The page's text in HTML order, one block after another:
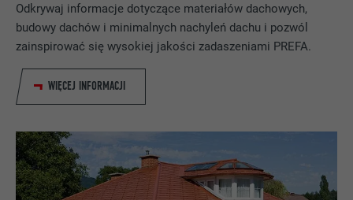
Odkrywaj informacje dotyczące materiałów dachowych,
budowy dachów i minimalnych nachyleń dachu i pozwól
zainspirować się wysokiej jakości zadaszeniami PREFA.
WIĘCEJ INFORMACJI